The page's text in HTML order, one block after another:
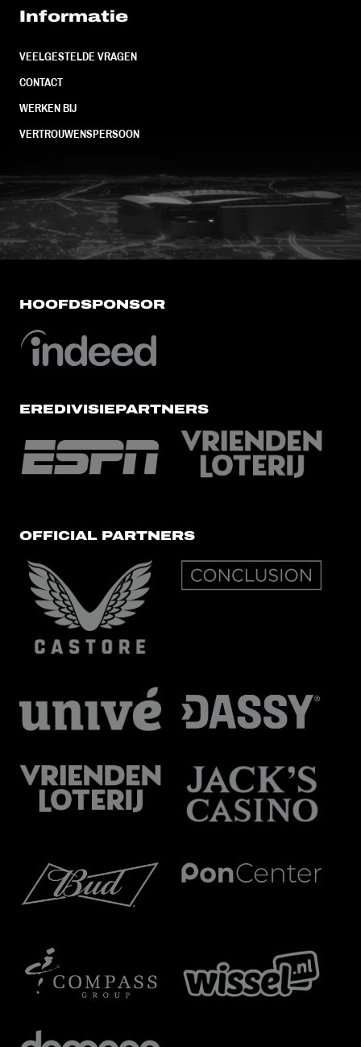
Informatie
VEELGESTELDE VRAGEN
CONTACT
WERKEN BIJ
VERTROUWENSPERSOON
FC Utrecht<br>vanuit<br>het
HOOFDSPONSOR
EREDIVISIEPARTNERS
OFFICIAL PARTNERS